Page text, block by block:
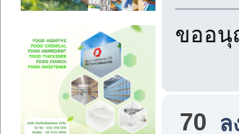
ขออนุ
70
ล